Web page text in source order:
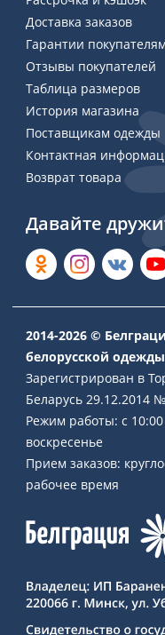
Доставка заказов
Гарантии покупателям
Отзывы покупателей
Таблица размеров
История магазина
Поставщикам одежды
Контактная
Возврат товара
Давайте
2014-2026 ©
белорусской одежды
Зарегистрирован в
Беларусь 29.12.2014
Режим работы: с
воскресенье
Прием заказов:
рабочее время